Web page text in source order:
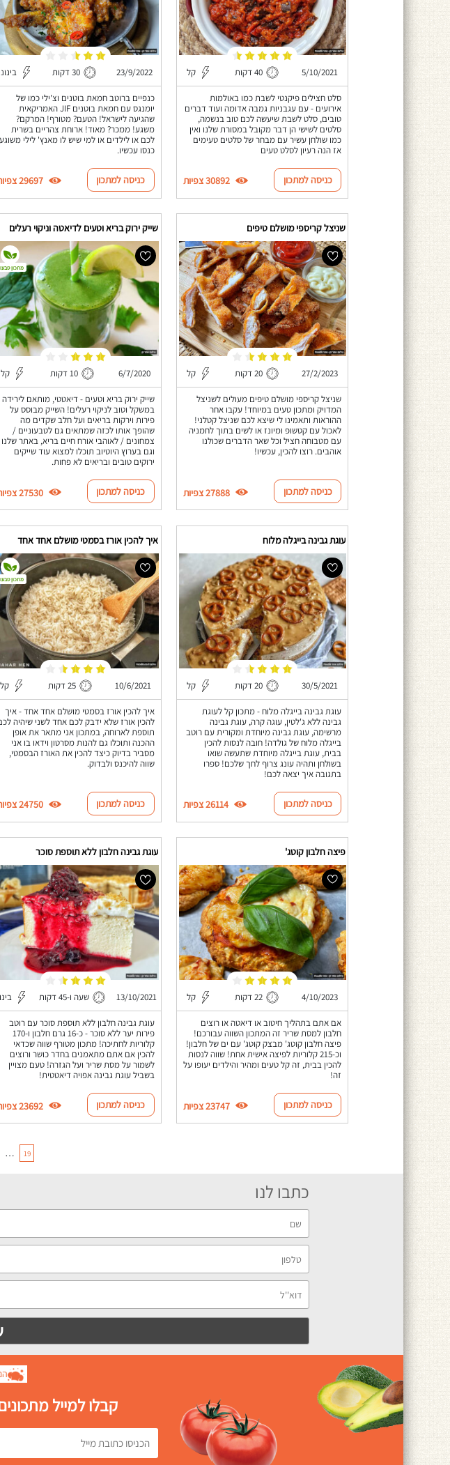
5/10/2021 40 דקות קל
סלט חצילים פיקנטי לשבת כמו באולמות
אירועים - עם עגבניות גמבה אדומה ועוד דברים
טובים, סלט לשבת שיעשה לכם טוב בנשמה,
סלטים לשישי הן דבר מקובל במסורת שלנו ואין
כמו שולחן עשיר עם מבחר של סלטים טעימים
אז הנה רעיון לסלט טעים
כניסה למתכון 30892 צפיות
23/9/2022 30 דקות בינוני
כנפיים ברוטב חמאת בוטנים וצ'ילי כמו של
יומנגס עם חמאת בוטנים JIF האמריקאית
שהגיעה לישראל! הטעם? מטורף! המרקם?
משגע! ממכר? מאוד! ארוחת צהריים בשרית
לכם או לילדים או למי שיש לו מאנץ' לילי
כנסו עכשיו.
כניסה למתכון 29697 צפיות
שניצל קריספי מושלם טיפים
27/2/2023 20 דקות קל
שניצל קריספי מושלם טיפים מעולים לשניצל
המדויק ומתכון טעים במיוחד! עקבו אחר
ההוראות ותאמינו לי שיצא לכם שניצל קטלני!
לאכול עם קטשופ ומיונז או לשים בתוך לחמניה
עם מטבוחה חציל וכל שאר הדברים שכולנו
אוהבים. רוצו להכין, עכשיו!
כניסה למתכון 27888 צפיות
שייק ירוק בריא וטעים לדיאטה וניקוי רעלים
6/7/2020 10 דקות קל
שייק ירוק בריא וטעים - דיאטטי, מותאם לירידה
במשקל וטוב לניקוי רעלים! השייק מבוסס על
פירות וירקות בריאים ועל חלב שקדים מה
שהופך אותו לכזה שמתאים גם לטבעוניים /
צמחונים / לאוהבי אורח חיים בריא, באתר שלנו
וגם בערוץ היוטיוב תוכלו למצוא עוד שייקים
ירוקים טובים ובריאים לא פחות.
מתכון
כניסה למתכון 27530 צפיות
עוגת גבינה בייגלה מלוח
30/5/2021 20 דקות קל
עוגת גבינה בייגלה מלוח - מתכון קל לעוגת
גבינה ללא ג'לטין, עוגה קרה, עוגת גבינה
מרשימה, עוגת גבינה מיוחדת ומקורית עם רוטב
בייגלה מלוח של גולדה! חובה לנסות להכין
בבית, עוגת בייגלה מיוחדת שתעשה שואו
בשולחן ותהיה עונג צרוף לחך שלכם! ספרו
בתגובה איך יצאה לכם!
כניסה למתכון 26114 צפיות
איך להכין אורז בסמטי מושלם אחד אחד
10/6/2021 25 דקות קל
איך להכין אורז בסמטי מושלם אחד אחד - איך
להכין אורז שלא ידבק לכם אחד לשני שיהיה
תוספת לארוחה, במתכון אני מתאר את אופן
ההכנה ותוכלו גם להנות מסרטון וידאו בו אני
מסביר בדיוק כיצד להכין את האורז הבסמטי,
שווה להיכנס ולבדוק.
מתכון
כניסה למתכון 24750 צפיות
פיצה חלבון קוטג'
4/10/2023 22 דקות קל
אם אתם בתהליך חיטוב או דיאטה או רוצים
חלבון למסת שריר זה המתכון השווה עבורכם!
פיצה חלבון קוטג' מבצק קוטג' עם ים של חלבון!
וכ-215 קלוריות לפיצה אישית אחת! שווה לנסות
להכין בבית, זה קל טעים ומהיר והילדים יעופו על
זה!
כניסה למתכון 23747 צפיות
עוגת גבינה חלבון ללא תוספת סוכר
13/10/2021 שעה ו-45 דקות
עוגת גבינה חלבון ללא תוספת סוכר עם רוטב
פירות יער ללא סוכר - כ-16 גרם חלבון ו-170
קלוריות לחתיכה! מתכון מטורף שווה שכדאי
להכין אם אתם מתאמנים בחדר כושר ורוצים
לשמור על מסת שריר ועל הגזרה! טעם מצויין
בשביל עוגת גבינה אפויה דיאטטית!
כניסה למתכון 23692 צפיות
… 19
כתבו לנו
קבלו למייל